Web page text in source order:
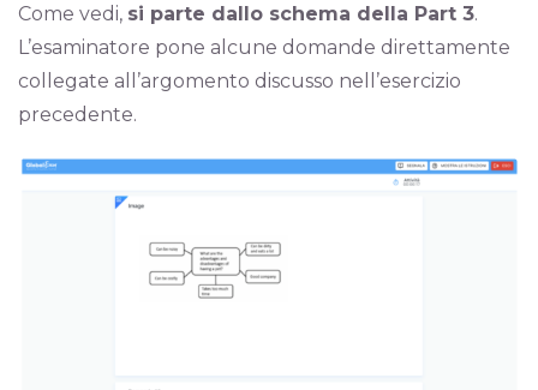
Come vedi, si parte dallo schema della Part 3.
L’esaminatore pone alcune domande direttamente
collegate all’argomento discusso nell’esercizio
precedente.